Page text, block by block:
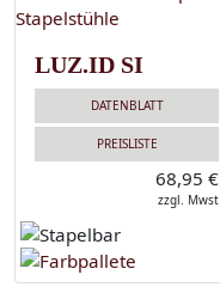
LUZ.ID SI
DATENBLATT
PREISLISTE
68,95 €
zzgl. Mwst